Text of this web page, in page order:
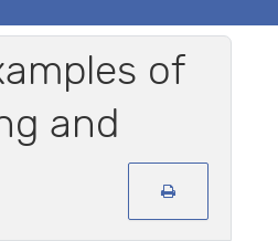
of
and